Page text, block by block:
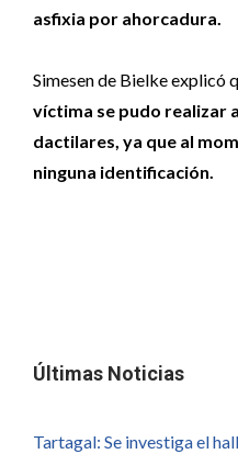
asfixia por ahorcadura.
Simesen de Bielke explicó
víctima se pudo realizar
dactilares, ya que al
ninguna identificación.
Últimas Noticias
Tartagal: Se investiga el